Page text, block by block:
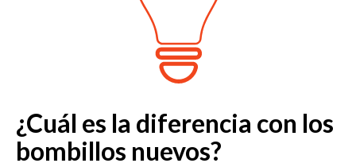
¿Cuál es la diferencia con los
bombillos nuevos?